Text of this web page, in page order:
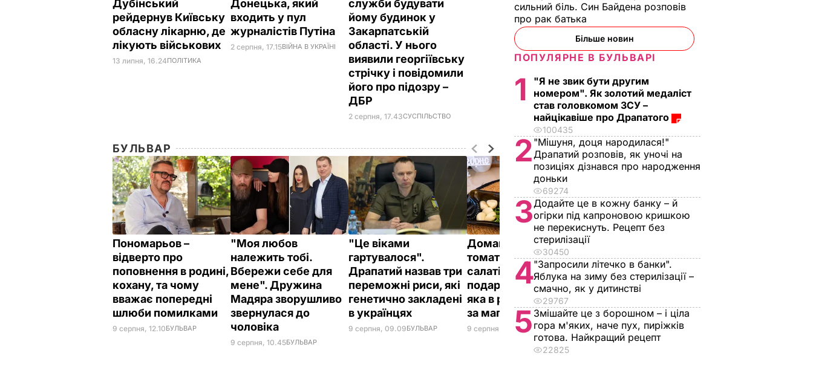
Дубінський
рейдернув Київську
обласну лікарню, де
лікують військових
13 липня, 16.24ПОЛІТИКА
Донецька, який
входить у пул
журналістів Путіна
2 серпня, 17.15ВІЙНА В УКРАЇНІ
служби будувати
йому будинок у
Закарпатській
області. У нього
виявили георгіївську
стрічку і повідомили
його про підозру –
ДБР
2 серпня, 17.43СУСПІЛЬСТВО
БУЛЬВАР
Пономарьов –
відверто про
поповнення в родині,
кохану, та чому
вважає попередні
шлюби помилками
9 серпня, 12.10БУЛЬВАР
"Моя любов
належить тобі.
Вбережи себе для
мене". Дружина
Мадяра зворушливо
звернулася до
чоловіка
9 серпня, 10.45БУЛЬВАР
"Це віками
гартувалося".
Драпатий назвав три
переможні риси, які
генетично закладені
в українцях
9 серпня, 09.09БУЛЬВАР
Домашні в’ялені
томати до піци,
салатів і на
подарунок. Закуска,
яка в рази дешевше
за магазинну
9 серпня, 08.39БУЛЬВАР
"Хочеться там
землю цілувати".
Драпатий пригадав
цитату із
про Україну
9 серпня, 08.08 БУЛЬВАР
сильний біль. Син Байдена розповів
про рак батька
Більше новин
ПОПУЛЯРНЕ В БУЛЬВАРІ
1
"Я не звик бути другим
номером". Як золотий медаліст
став головкомом ЗСУ –
найцікавіше про Драпатого
100435
2 "Мішуня, доця народилася!"
Драпатий розповів, як уночі на
позиціях дізнався про народження
доньки
69274
3Додайте це в кожну банку – й
огірки під капроновою кришкою
не перекиснуть. Рецепт без
стерилізації
30450
4"Запросили літечко в банки".
Яблука на зиму без стерилізації –
смачно, як у дитинстві
29767
5 Змішайте це з борошном – і ціла
гора м'яких, наче пух, пиріжків
готова. Найкращий рецепт
22825